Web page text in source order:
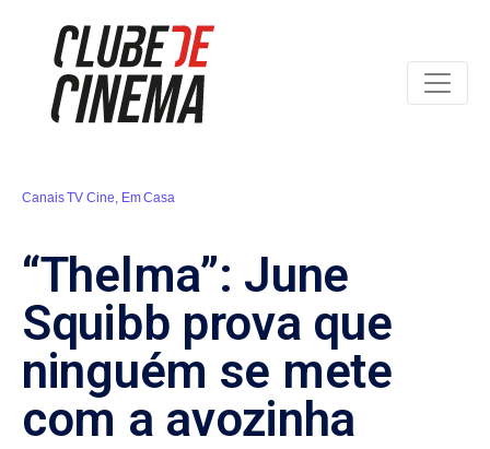
Canais TV Cine Em Casa
“Thelma”: June
Squibb prova que
ninguém se mete
com a avozinha